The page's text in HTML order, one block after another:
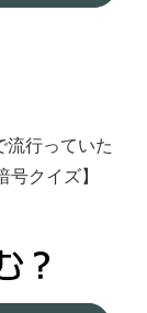
流行っていた
号クイズ】